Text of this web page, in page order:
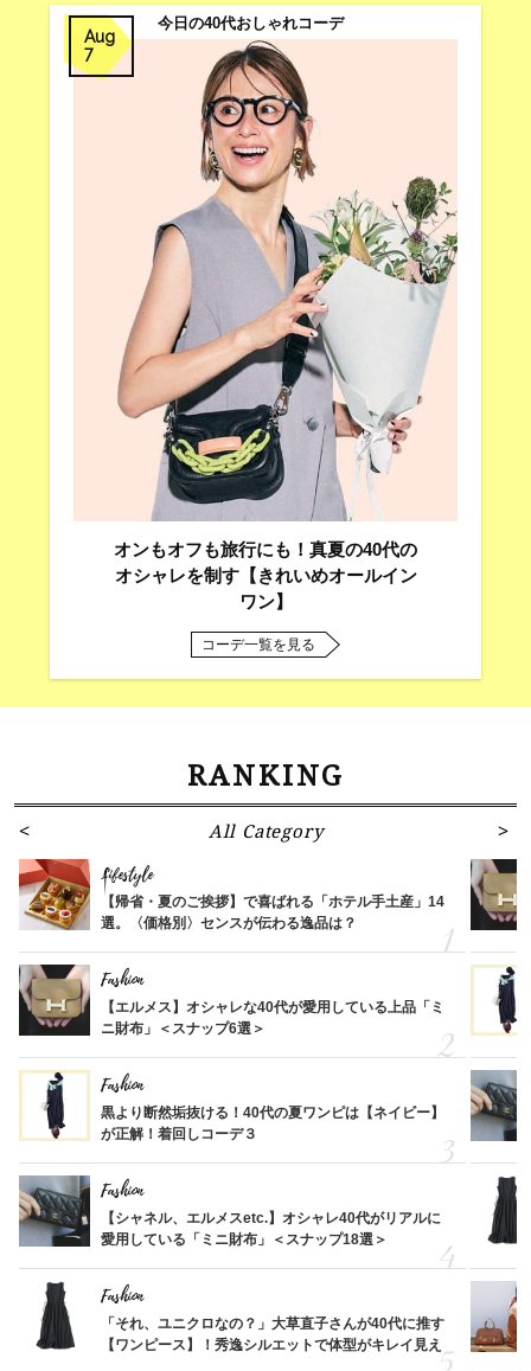
Aug
7
今日の40代おしゃれコーデ
オンもオフも旅行にも！真夏の40代の
オシャレを制す【きれいめオールイン
ワン】
コーデ一覧を見る
RANKING
All Category
Lifestyle
【帰省・夏のご挨拶】で喜ばれる「ホテル手土産」14
選。〈価格別〉センスが伝わる逸品は？
Fashion
【エルメス】オシャレな40代が愛用している上品「ミ
ニ財布」＜スナップ6選＞
Fashion
黒より断然垢抜ける！40代の夏ワンピは【ネイビー】
が正解！着回しコーデ３
Fashion
【シャネル、エルメスetc.】オシャレ40代がリアルに
愛用している「ミニ財布」＜スナップ18選＞
Fashion
「それ、ユニクロなの？」大草直子さんが40代に推す
【ワンピース】！秀逸シルエットで体型がキレイ見え